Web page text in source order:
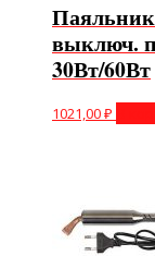
выключ.
30Вт/60Вт
1021,00₽